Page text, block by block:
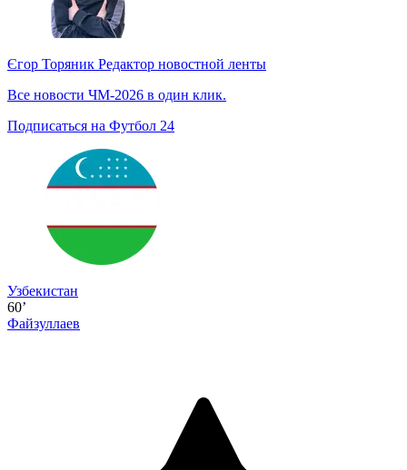
Єгор Торяник Редактор новостной ленты
Все новости ЧМ-2026 в один клик.
Подписаться на Футбол 24
Узбекистан
60’
Файзуллаев